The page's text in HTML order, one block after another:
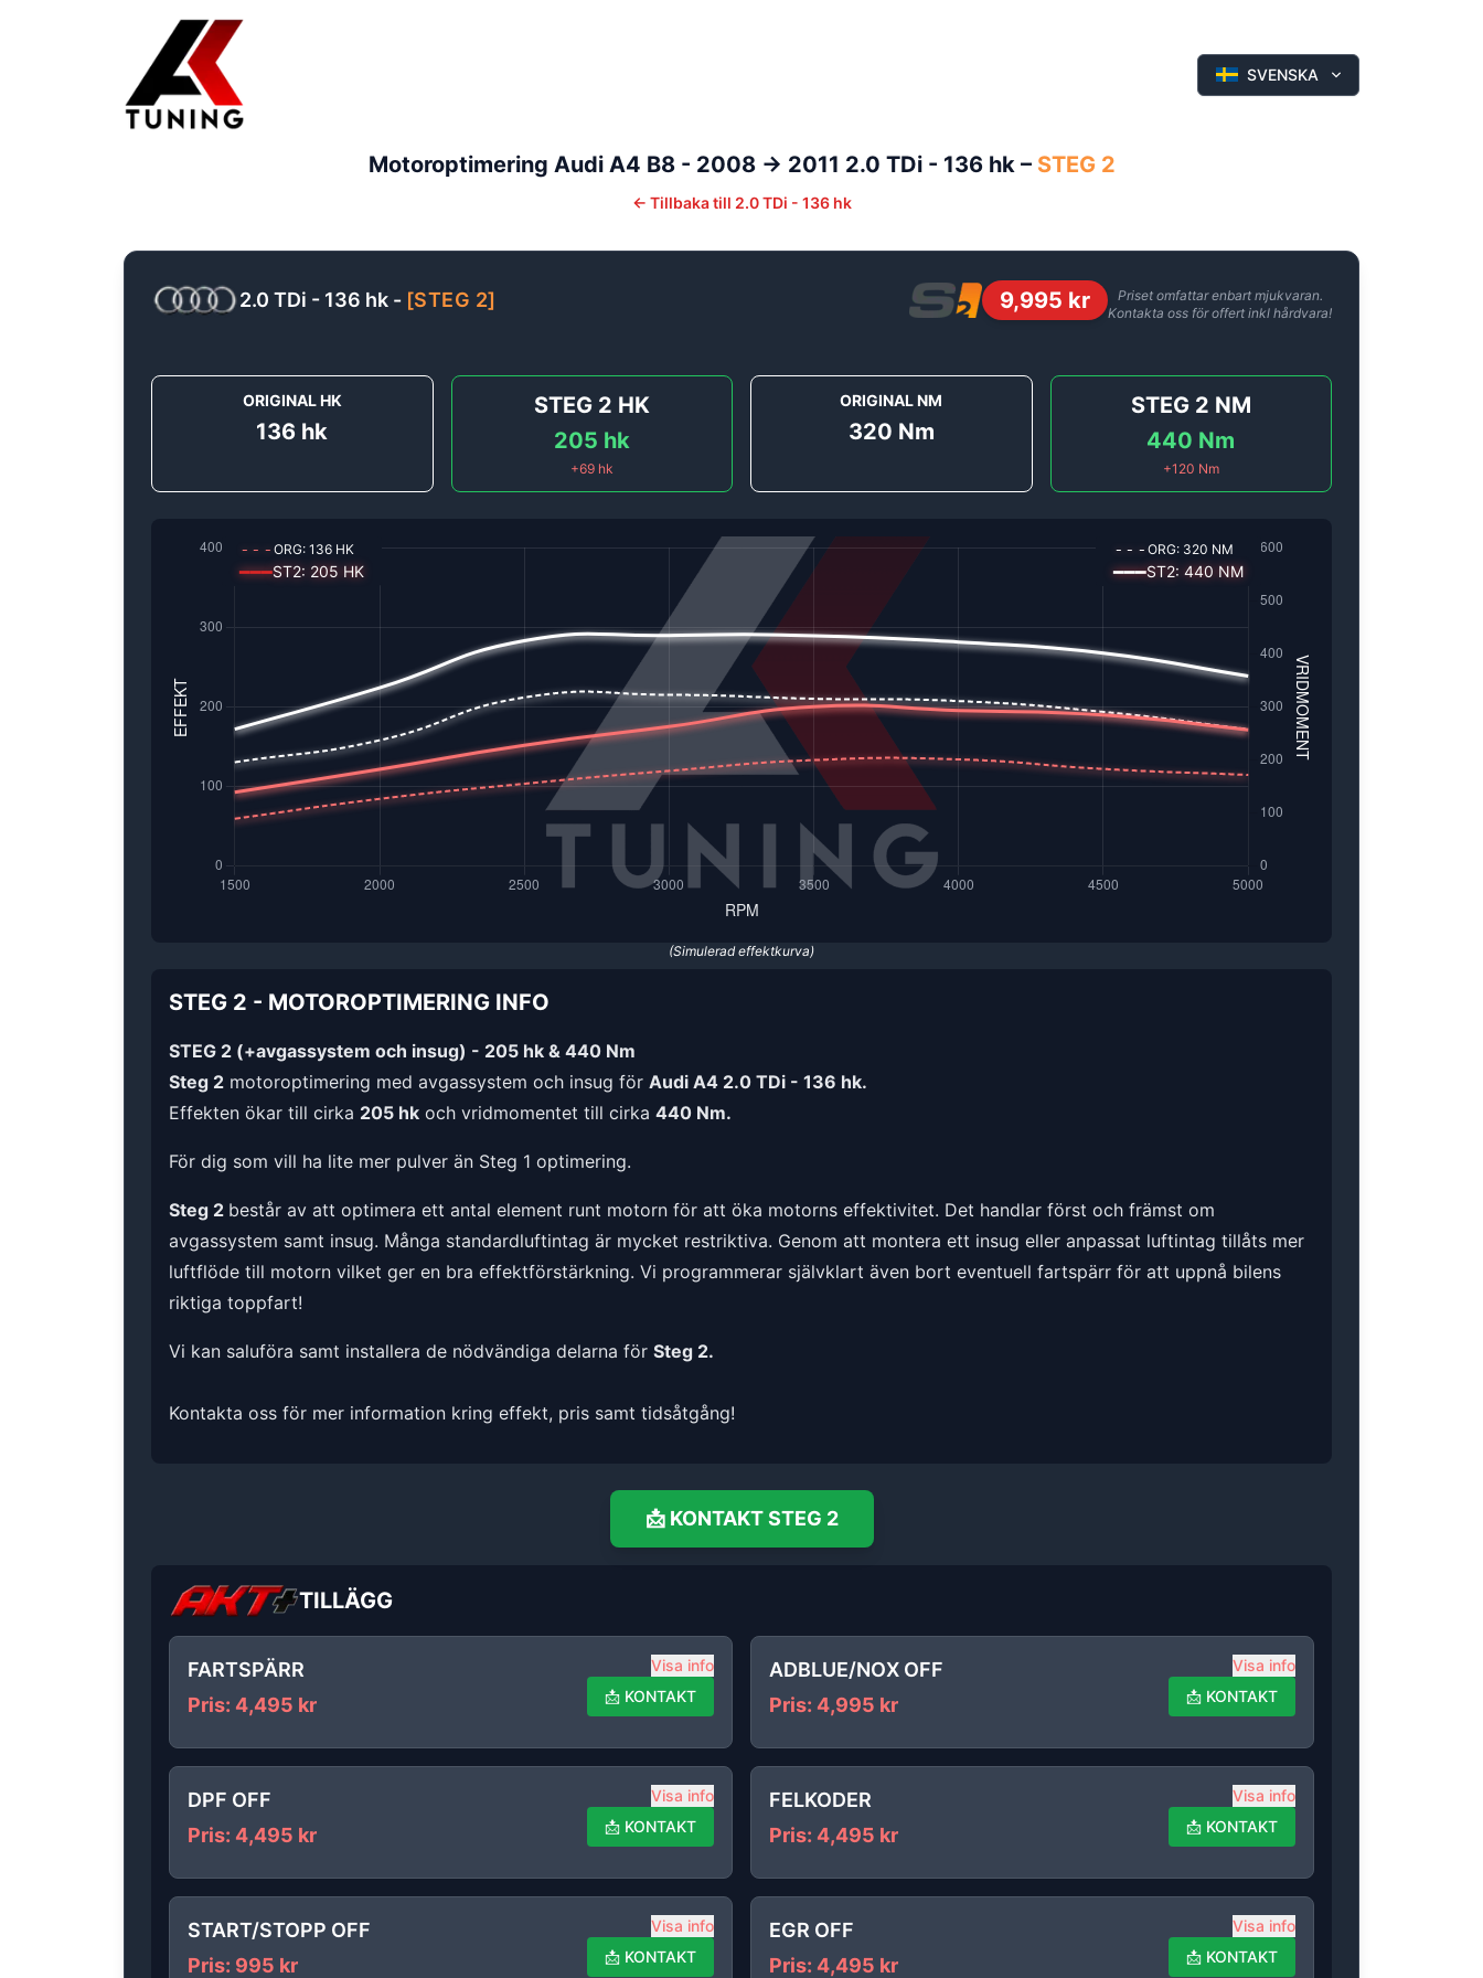
SVENSKA
Motoroptimering Audi A4 B8 - 2008 -> 2011 2.0 TDi - 136 hk– STEG 2
← Tillbaka till 2.0 TDi - 136 hk
2.0 TDi - 136 hk - [STEG 2] 9,995 kr
Priset omfattar enbart mjukvaran.
Kontakta oss för offert inkl hårdvara!
ORIGINAL HK
136 hk
STEG 2 HK
205 hk
+69hk
ORIGINAL NM
320 Nm
STEG 2 NM
440 Nm
+120 Nm
---ORG:136 HK
━━━ST2: 205 HK
---ORG: 320 NM
━━━ST2: 440 NM
(Simulerad effektkurva)
STEG 2 - MOTOROPTIMERING INFO
STEG 2 (+avgassystem och insug) - 205 hk & 440 Nm
Steg 2 motoroptimering med avgassystem och insug för Audi A4 2.0 TDi - 136 hk.
Effekten ökar till cirka 205 hk och vridmomentet till cirka 440 Nm.
För dig som vill ha lite mer pulver än Steg 1 optimering.
Steg 2 består av att optimera ett antal element runt motorn för att öka motorns effektivitet. Det handlar först och främst om
avgassystem samt insug. Många standardluftintag är mycket restriktiva. Genom att montera ett insug eller anpassat luftintag tillåts mer
luftflöde till motorn vilket ger en bra effektförstärkning. Vi programmerar självklart även bort eventuell fartspärr för att uppnå bilens
riktiga toppfart!
Vi kan saluföra samt installera de nödvändiga delarna för Steg 2.
Kontakta oss för mer information kring effekt, pris samt tidsåtgång!
📩 KONTAKT STEG 2
TILLÄGG
FARTSPÄRR
Pris: 4,495 kr
Visa info
📩 KONTAKT
ADBLUE/NOX OFF
Pris: 4,995 kr
Visa info
📩 KONTAKT
DPF OFF
Pris: 4,495 kr
Visa info
📩 KONTAKT
FELKODER
Pris: 4,495 kr
Visa info
📩 KONTAKT
START/STOPP OFF
Pris: 995 kr
Visa info
📩 KONTAKT
EGR OFF
Pris: 4,495 kr
Visa info
📩 KONTAKT